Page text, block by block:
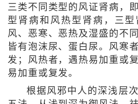
三类不同类型的风证肾病，
型肾病和风热型肾病，三
风、恶寒、恶热及湿盛的不
皆有泡沫尿、蛋白尿。风寒
发；风热者，遇热易加重或
易加重或复发。
根据风邪中人的深浅层